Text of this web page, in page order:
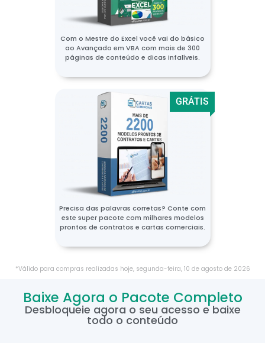
Com o Mestre do Excel você vai do básico
ao Avançado em VBA com mais de 300
páginas de conteúdo e dicas infalíveis.
GRÁTIS
Precisa das palavras corretas? Conte com
este super pacote com milhares modelos
prontos de contratos e cartas comerciais.
*Válido para compras realizadas hoje, segunda-feira, 10 de agostode 2026
Baixe Agora o Pacote Completo
Desbloqueie agora o seu acesso e baixe
todo o conteúdo